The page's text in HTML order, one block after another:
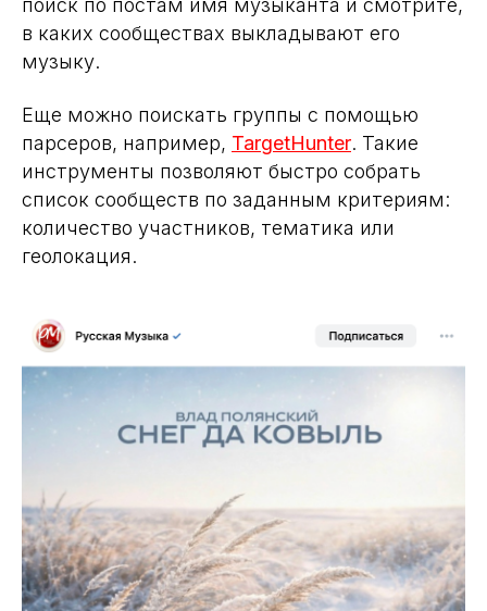
поиск по постам имя музыканта и смотрите,
в каких сообществах выкладывают его
музыку.
Еще можно поискать группы с помощью
парсеров, например, TargetHunter. Такие
инструменты позволяют быстро собрать
список сообществ по заданным критериям:
количество участников, тематика или
геолокация.